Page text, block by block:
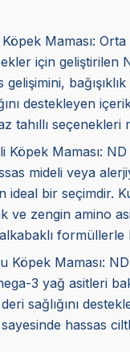
Maması:
için geliştirilen
gelişimini,
destekleyen
tahıllı seçenekleri
Köpek Maması:
mideli veya
ideal bir seçimdir.
ve zengin amino
Köpek Maması:
3 yağ asitleri
sağlığını
hassas